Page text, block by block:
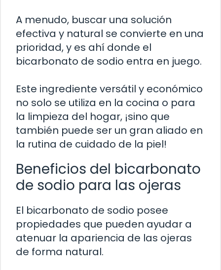
A menudo, buscar una solución
efectiva y natural se convierte en una
prioridad, y es ahí donde el
bicarbonato de sodio entra en juego.
Este ingrediente versátil y económico
no solo se utiliza en la cocina o para
la limpieza del hogar, ¡sino que
también puede ser un gran aliado en
la rutina de cuidado de la piel!
Beneficios del bicarbonato
de sodio para las ojeras
El bicarbonato de sodio posee
propiedades que pueden ayudar a
atenuar la apariencia de las ojeras
de forma natural.